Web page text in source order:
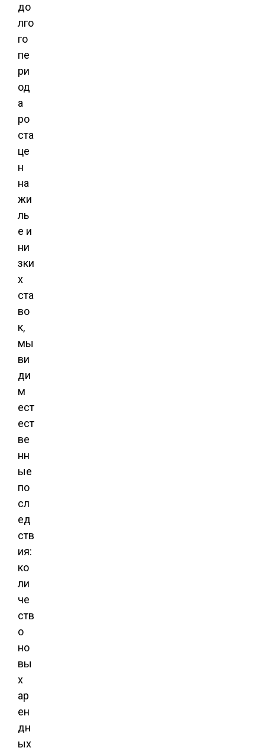
до
лго
го
пе
ри
од
а
ро
ста
це
н
на
жи
ль
е и
ни
зки
х
ста
во
к,
мы
ви
ди
м
ест
ест
ве
нн
ые
по
сл
ед
ств
ия:
ко
ли
че
ств
о
но
вы
х
ар
ен
дн
ых